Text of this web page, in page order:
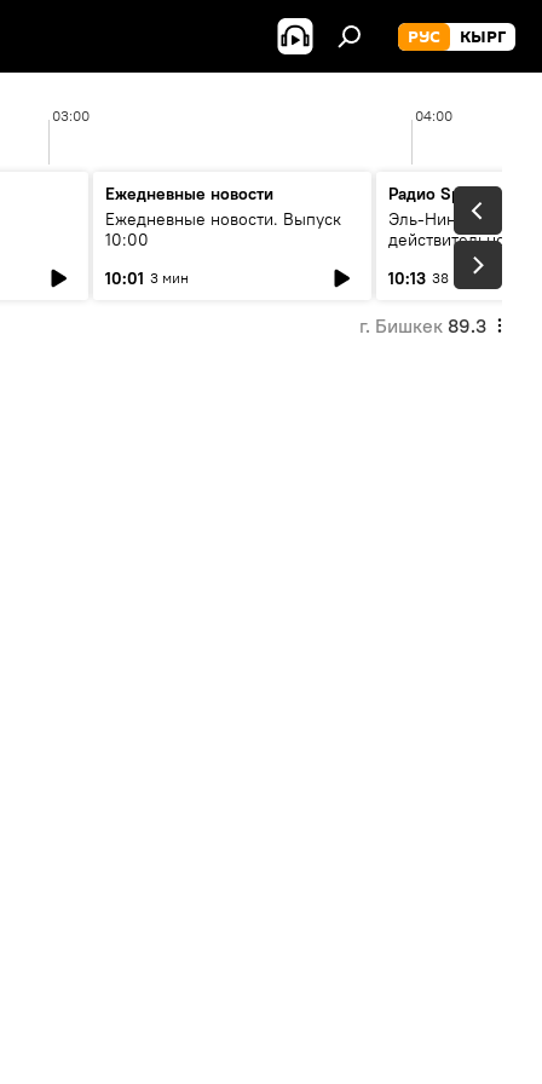
РУС КЫРГ
03:00 04:00
Ежедневные новости
Ежедневные новости. Выпуск
10:00
10:01 3 мин
Радио Sputnik
Эль-Ниньо, жара и
действительно
погоду в
10:13 38 мин
г. Бишкек 89.3